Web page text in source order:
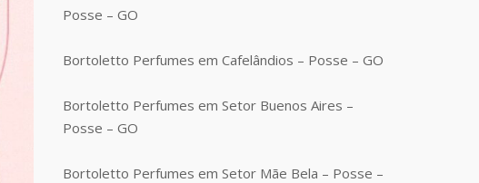
Posse – GO
Bortoletto Perfumes em Cafelândios – Posse – GO
Bortoletto Perfumes em Setor Buenos Aires –
Posse – GO
Bortoletto Perfumes em Setor Mãe Bela – Posse –